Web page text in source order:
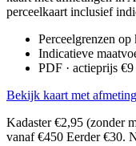
perceelkaart inclusief
Perceelgrenzen op
Indicatieve
PDF · actieprijs
Bekijk kaart met
Kadaster €2,95 (zonder
vanaf €450 Eerder €30.